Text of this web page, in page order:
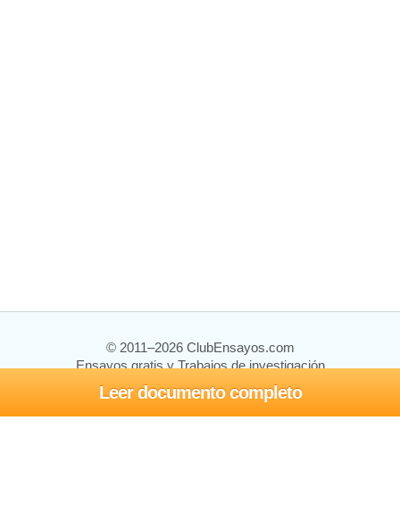
Leer documento completo
© 2011–2026 ClubEnsayos.com
Ensayos gratis y Trabajos de investigación